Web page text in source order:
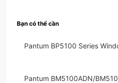
Bạn có thể cần
Pantum BP5100 Series
Pantum BM5100ADN/